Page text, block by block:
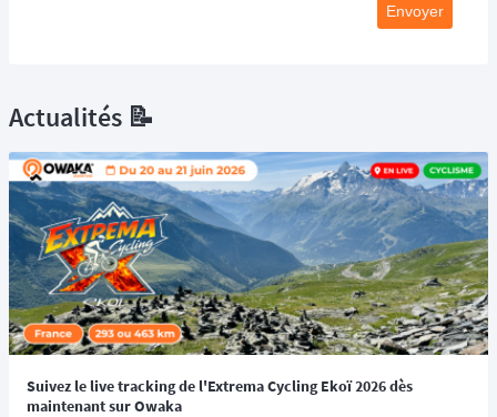
Envoyer
Actualités 📝
Suivez le live tracking de l'Extrema Cycling Ekoï 2026 dès
maintenant sur Owaka